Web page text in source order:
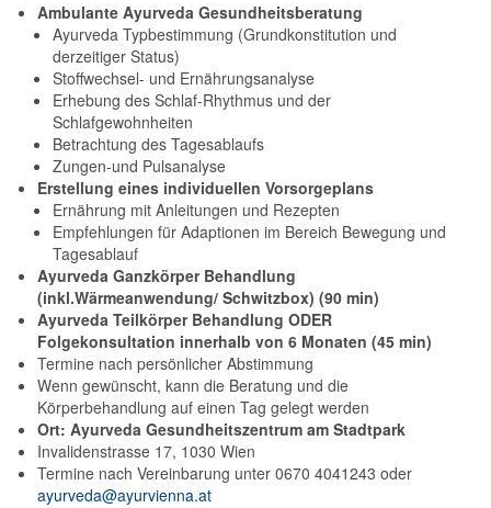
Ambulante Ayurveda Gesundheitsberatung
Ayurveda Typbestimmung (Grundkonstitution und
derzeitiger Status)
Stoffwechsel- und Ernährungsanalyse
Erhebung des Schlaf-Rhythmus und der
Schlafgewohnheiten
Betrachtung des Tagesablaufs
Zungen-und Pulsanalyse
Erstellung eines individuellen Vorsorgeplans
Ernährung mit Anleitungen und Rezepten
Empfehlungen für Adaptionen im Bereich Bewegung und
Tagesablauf
Ayurveda Ganzkörper Behandlung
(inkl.Wärmeanwendung/ Schwitzbox) (90 min)
Ayurveda Teilkörper Behandlung ODER
Folgekonsultation innerhalb von 6 Monaten (45 min)
Termine nach persönlicher Abstimmung
Wenn gewünscht, kann die Beratung und die
Körperbehandlung auf einen Tag gelegt werden
Ort: Ayurveda Gesundheitszentrum am Stadtpark
Invalidenstrasse 17, 1030 Wien
Termine nach Vereinbarung unter 0670 4041243 oder
ayurveda@ayurvienna.at